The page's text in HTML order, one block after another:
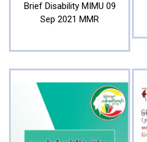
Brief Disability MIMU 09
Sep 2021 MMR